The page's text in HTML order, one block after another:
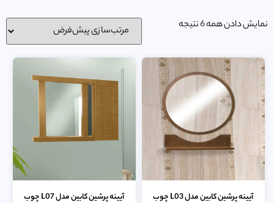
نمایش دادن همه 6 نتیجه
آیینه پرشین کابین مدل L03 چوب آیینه پرشین کابین مدل L07 چوب